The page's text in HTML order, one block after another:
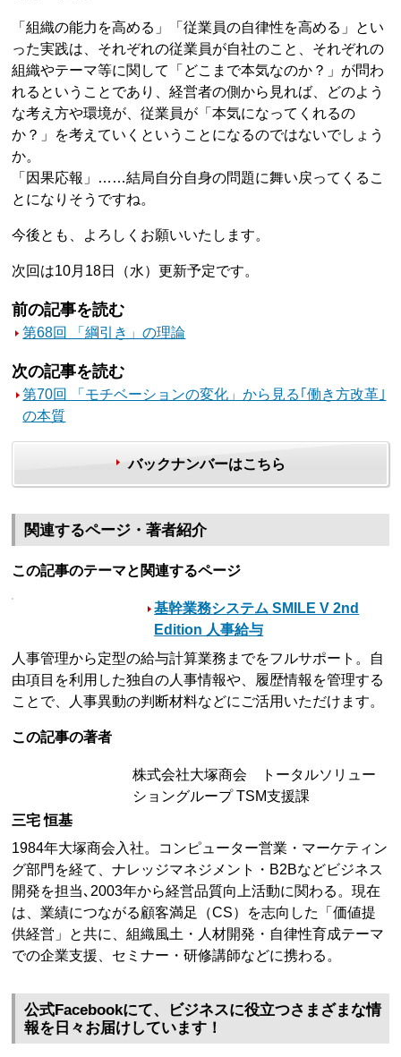
「組織の能力を高める」「従業員の自律性を高める」とい
った実践は、それぞれの従業員が自社のこと、それぞれの
組織やテーマ等に関して「どこまで本気なのか？」が問わ
れるということであり、経営者の側から見れば、どのよう
な考え方や環境が、従業員が「本気になってくれるの
か？」を考えていくということになるのではないでしょう
か。
「因果応報」……結局自分自身の問題に舞い戻ってくるこ
とになりそうですね。
今後とも、よろしくお願いいたします。
次回は10月18日（水）更新予定です。
前の記事を読む
第68回 「綱引き」の理論
次の記事を読む
第70回 「モチベーションの変化」から見る｢働き方改革｣
の本質
バックナンバーはこちら
関連するページ・著者紹介
この記事のテーマと関連するページ
基幹業務システム SMILE V 2nd
Edition 人事給与
人事管理から定型の給与計算業務までをフルサポート。自
由項目を利用した独自の人事情報や、履歴情報を管理する
ことで、人事異動の判断材料などにご活用いただけます。
この記事の著者
株式会社大塚商会 トータルソリュー
ショングループ TSM支援課
三宅 恒基
1984年大塚商会入社。コンピューター営業・マーケティン
グ部門を経て、ナレッジマネジメント・B2Bなどビジネス
開発を担当､2003年から経営品質向上活動に関わる。現在
は、業績につながる顧客満足（CS）を志向した「価値提
供経営」と共に、組織風土・人材開発・自律性育成テーマ
での企業支援、セミナー・研修講師などに携わる。
公式Facebookにて、ビジネスに役立つさまざまな情
報を日々お届けしています！